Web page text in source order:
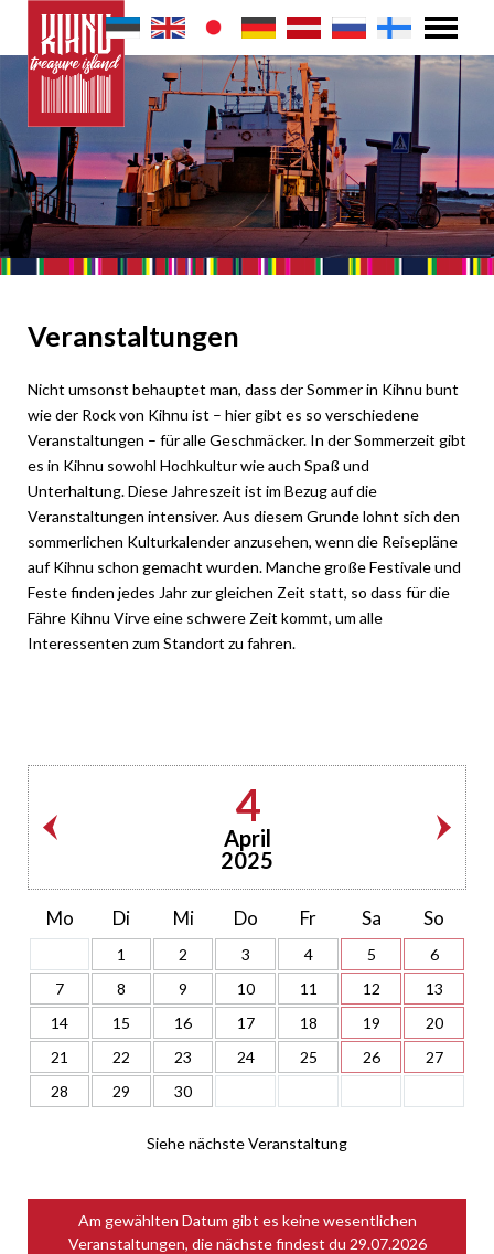
Veranstaltungen
Nicht umsonst behauptet man, dass der Sommer in Kihnu bunt
wie der Rock von Kihnu ist – hier gibt es so verschiedene
Veranstaltungen – für alle Geschmäcker. In der Sommerzeit gibt
es in Kihnu sowohl Hochkultur wie auch Spaß und
Unterhaltung. Diese Jahreszeit ist im Bezug auf die
Veranstaltungen intensiver. Aus diesem Grunde lohnt sich den
sommerlichen Kulturkalender anzusehen, wenn die Reisepläne
auf Kihnu schon gemacht wurden. Manche große Festivale und
Feste finden jedes Jahr zur gleichen Zeit statt, so dass für die
Fähre Kihnu Virve eine schwere Zeit kommt, um alle
Interessenten zum Standort zu fahren.
4
April
2025
Mo Di Mi Do Fr Sa So
1 2 3 4 5
6
7
8 9 10 11 12
13
14
15 16 17 18 19
20
21
22 23 24 25 26
27
28
29 30
Siehe nächste Veranstaltung
Am gewählten Datum gibt es keine wesentlichen
Veranstaltungen, die nächste findest du 29.07.2026